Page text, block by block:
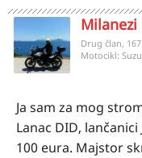
Milanezi
Drug član,
Motocikl:
Ja sam za mog
Lanac DID,
100 eura. Majstor